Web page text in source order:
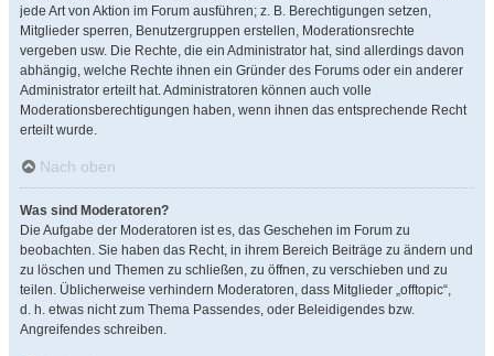
jede Art von Aktion im Forum ausführen; z. B. Berechtigungen setzen,
Mitglieder sperren, Benutzergruppen erstellen, Moderationsrechte
vergeben usw. Die Rechte, die ein Administrator hat, sind allerdings davon
abhängig, welche Rechte ihnen ein Gründer des Forums oder ein anderer
Administrator erteilt hat. Administratoren können auch volle
Moderationsberechtigungen haben, wenn ihnen das entsprechende Recht
erteilt wurde.
Nach oben
Was sind Moderatoren?
Die Aufgabe der Moderatoren ist es, das Geschehen im Forum zu
beobachten. Sie haben das Recht, in ihrem Bereich Beiträge zu ändern und
zu löschen und Themen zu schließen, zu öffnen, zu verschieben und zu
teilen. Üblicherweise verhindern Moderatoren, dass Mitglieder „offtopic“,
d. h. etwas nicht zum Thema Passendes, oder Beleidigendes bzw.
Angreifendes schreiben.